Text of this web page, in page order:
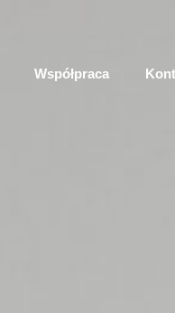
Współpraca